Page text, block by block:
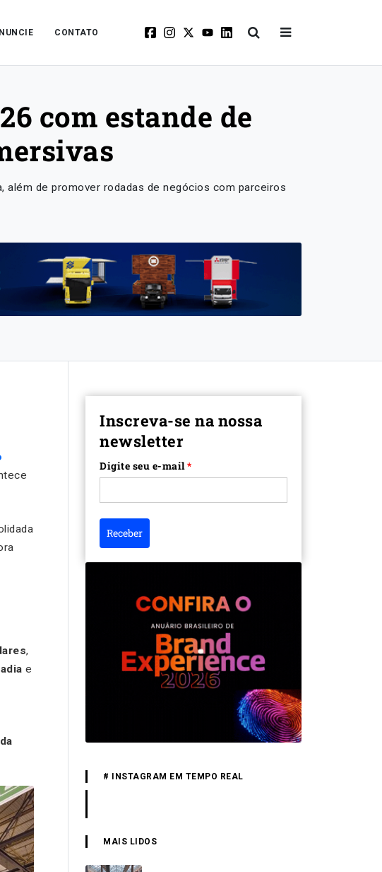
CONTATO
com estande de
além de promover rodadas de negócios com parceiros
,
e
Inscreva-se na nossa
newsletter
Digite seu e-mail*
Receber
# INSTAGRAM EM TEMPO REAL
MAIS LIDOS